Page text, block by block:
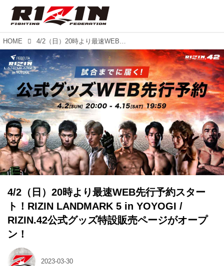
HOME 4/2（日）20時より最速WEB先行予約スタート！RIZIN LANDMARK 5 in YOYOGI / RIZIN.42公式グッズ特設販売ページがオープン！
4/2（日）20時より最速WEB先行予約スター
ト！RIZIN LANDMARK 5 in YOYOGI /
RIZIN.42公式グッズ特設販売ページがオープ
ン！
2023-03-30